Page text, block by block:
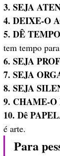
3. SEJA
4. DEIXE-O
5. DÊ
tem tempo
6. SEJA
7. SEJA
8. SEJA
9. CHAME-O
10. Dê
é arte.
Para